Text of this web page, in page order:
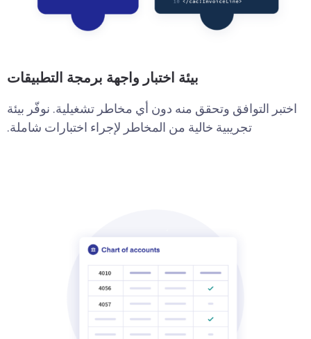
بيئة اختبار واجهة برمجة التطبيقات
اختبر التوافق وتحقق منه دون أي مخاطر تشغيلية. نوفّر بيئة
تجريبية خالية من المخاطر لإجراء اختبارات شاملة.